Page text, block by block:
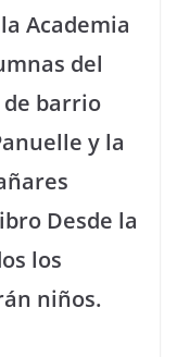
Academia
del
barrio
y la
Desde la
los
niños.